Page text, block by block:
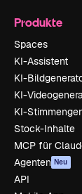
Produkte
Spaces
KI-Assistent
KI-
KI-
KI-
Stock-Inhalte
MCP für
Agenten Neu
API